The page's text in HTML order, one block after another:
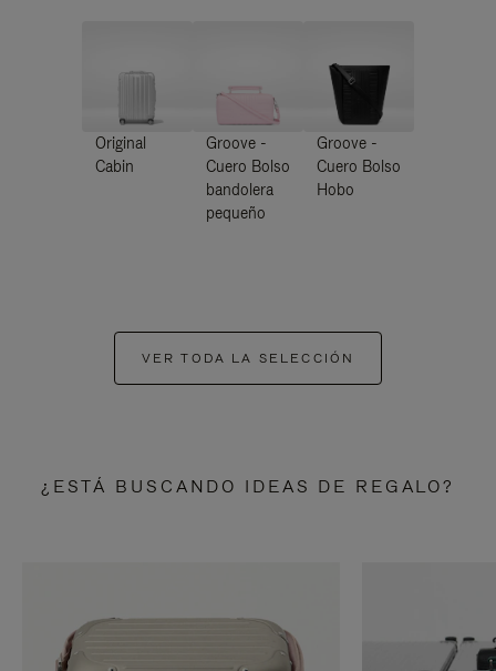
Original
Cabin
Groove -
Cuero Bolso
bandolera
pequeño
Groove -
Cuero Bolso
Hobo
VER TODA LA SELECCIÓN
¿ESTÁ BUSCANDO IDEAS DE REGALO?